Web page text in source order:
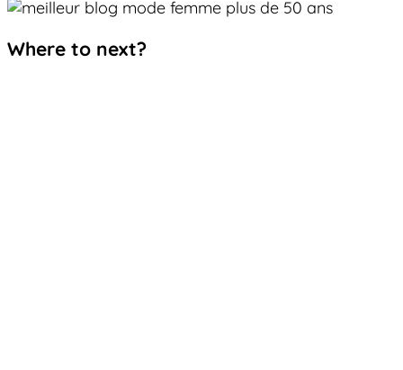
Where to next?